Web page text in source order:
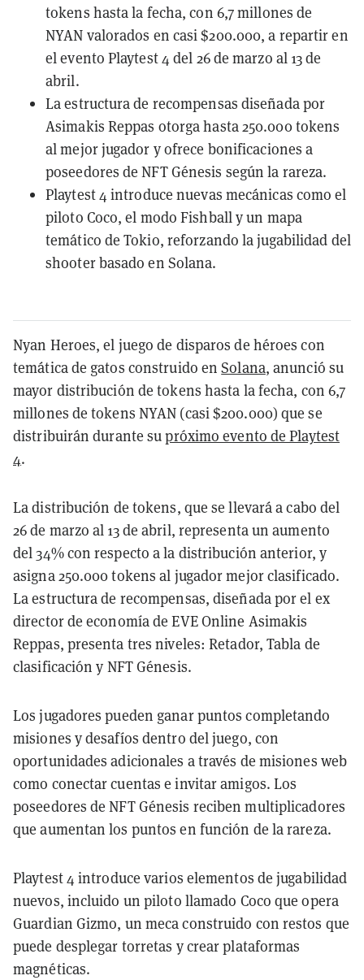
tokens hasta la fecha, con 6,7 millones de
NYAN valorados en casi $200.000, a repartir en
el evento Playtest 4 del 26 de marzo al 13 de
abril.
La estructura de recompensas diseñada por
Asimakis Reppas otorga hasta 250.000 tokens
al mejor jugador y ofrece bonificaciones a
poseedores de NFT Génesis según la rareza.
Playtest 4 introduce nuevas mecánicas como el
piloto Coco, el modo Fishball y un mapa
temático de Tokio, reforzando la jugabilidad del
shooter basado en Solana.
Nyan Heroes, el juego de disparos de héroes con
temática de gatos construido enSolana, anunció su
mayor distribución de tokens hasta la fecha, con 6,7
millones de tokens NYAN (casi $200.000) que se
distribuirán durante supróximo evento de Playtest
4.
La distribución de tokens, que se llevará a cabo del
26 de marzo al 13 de abril, representa un aumento
del 34% con respecto a la distribución anterior, y
asigna 250.000 tokens al jugador mejor clasificado.
La estructura de recompensas, diseñada por el ex
director de economía de EVE Online Asimakis
Reppas, presenta tres niveles: Retador, Tabla de
clasificación y NFT Génesis.
Los jugadores pueden ganar puntos completando
misiones y desafíos dentro del juego, con
oportunidades adicionales a través de misiones web
como conectar cuentas e invitar amigos. Los
poseedores de NFT Génesis reciben multiplicadores
que aumentan los puntos en función de la rareza.
Playtest 4 introduce varios elementos de jugabilidad
nuevos, incluido un piloto llamado Coco que opera
Guardian Gizmo, un meca construido con restos que
puede desplegar torretas y crear plataformas
magnéticas.